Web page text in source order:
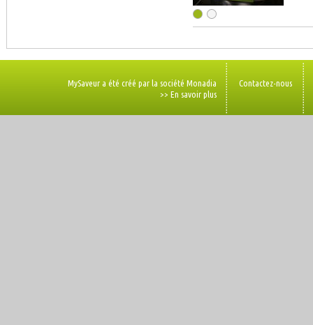
MySaveur a été créé par la société Monadia
>> En savoir plus
Contactez-nous